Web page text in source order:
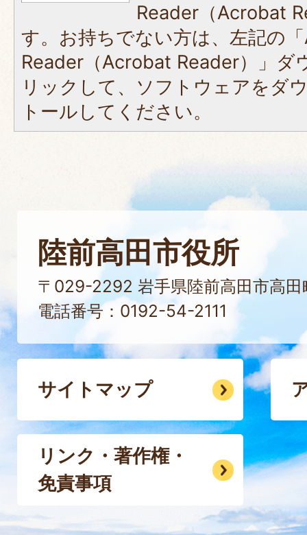
Reader（Acrobat
す。お持ちでない方は、左記の
Reader（Acrobat Reader）」ダ
リックして、ソフトウェアをダ
トールしてください。
陸前高田市役所
〒029-2292 岩手県陸前高田市高田
電話番号：0192-54-2111
サイトマップ
リンク・著作権・
免責事項